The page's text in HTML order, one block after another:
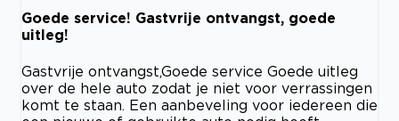
Goede service! Gastvrije ontvangst, goede
uitleg!
Gastvrije ontvangst,Goede service Goede uitleg
over de hele auto zodat je niet voor verrassingen
komt te staan. Een aanbeveling voor iedereen die